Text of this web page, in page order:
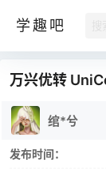
学趣吧
万兴优转
绾*兮
发布时间：